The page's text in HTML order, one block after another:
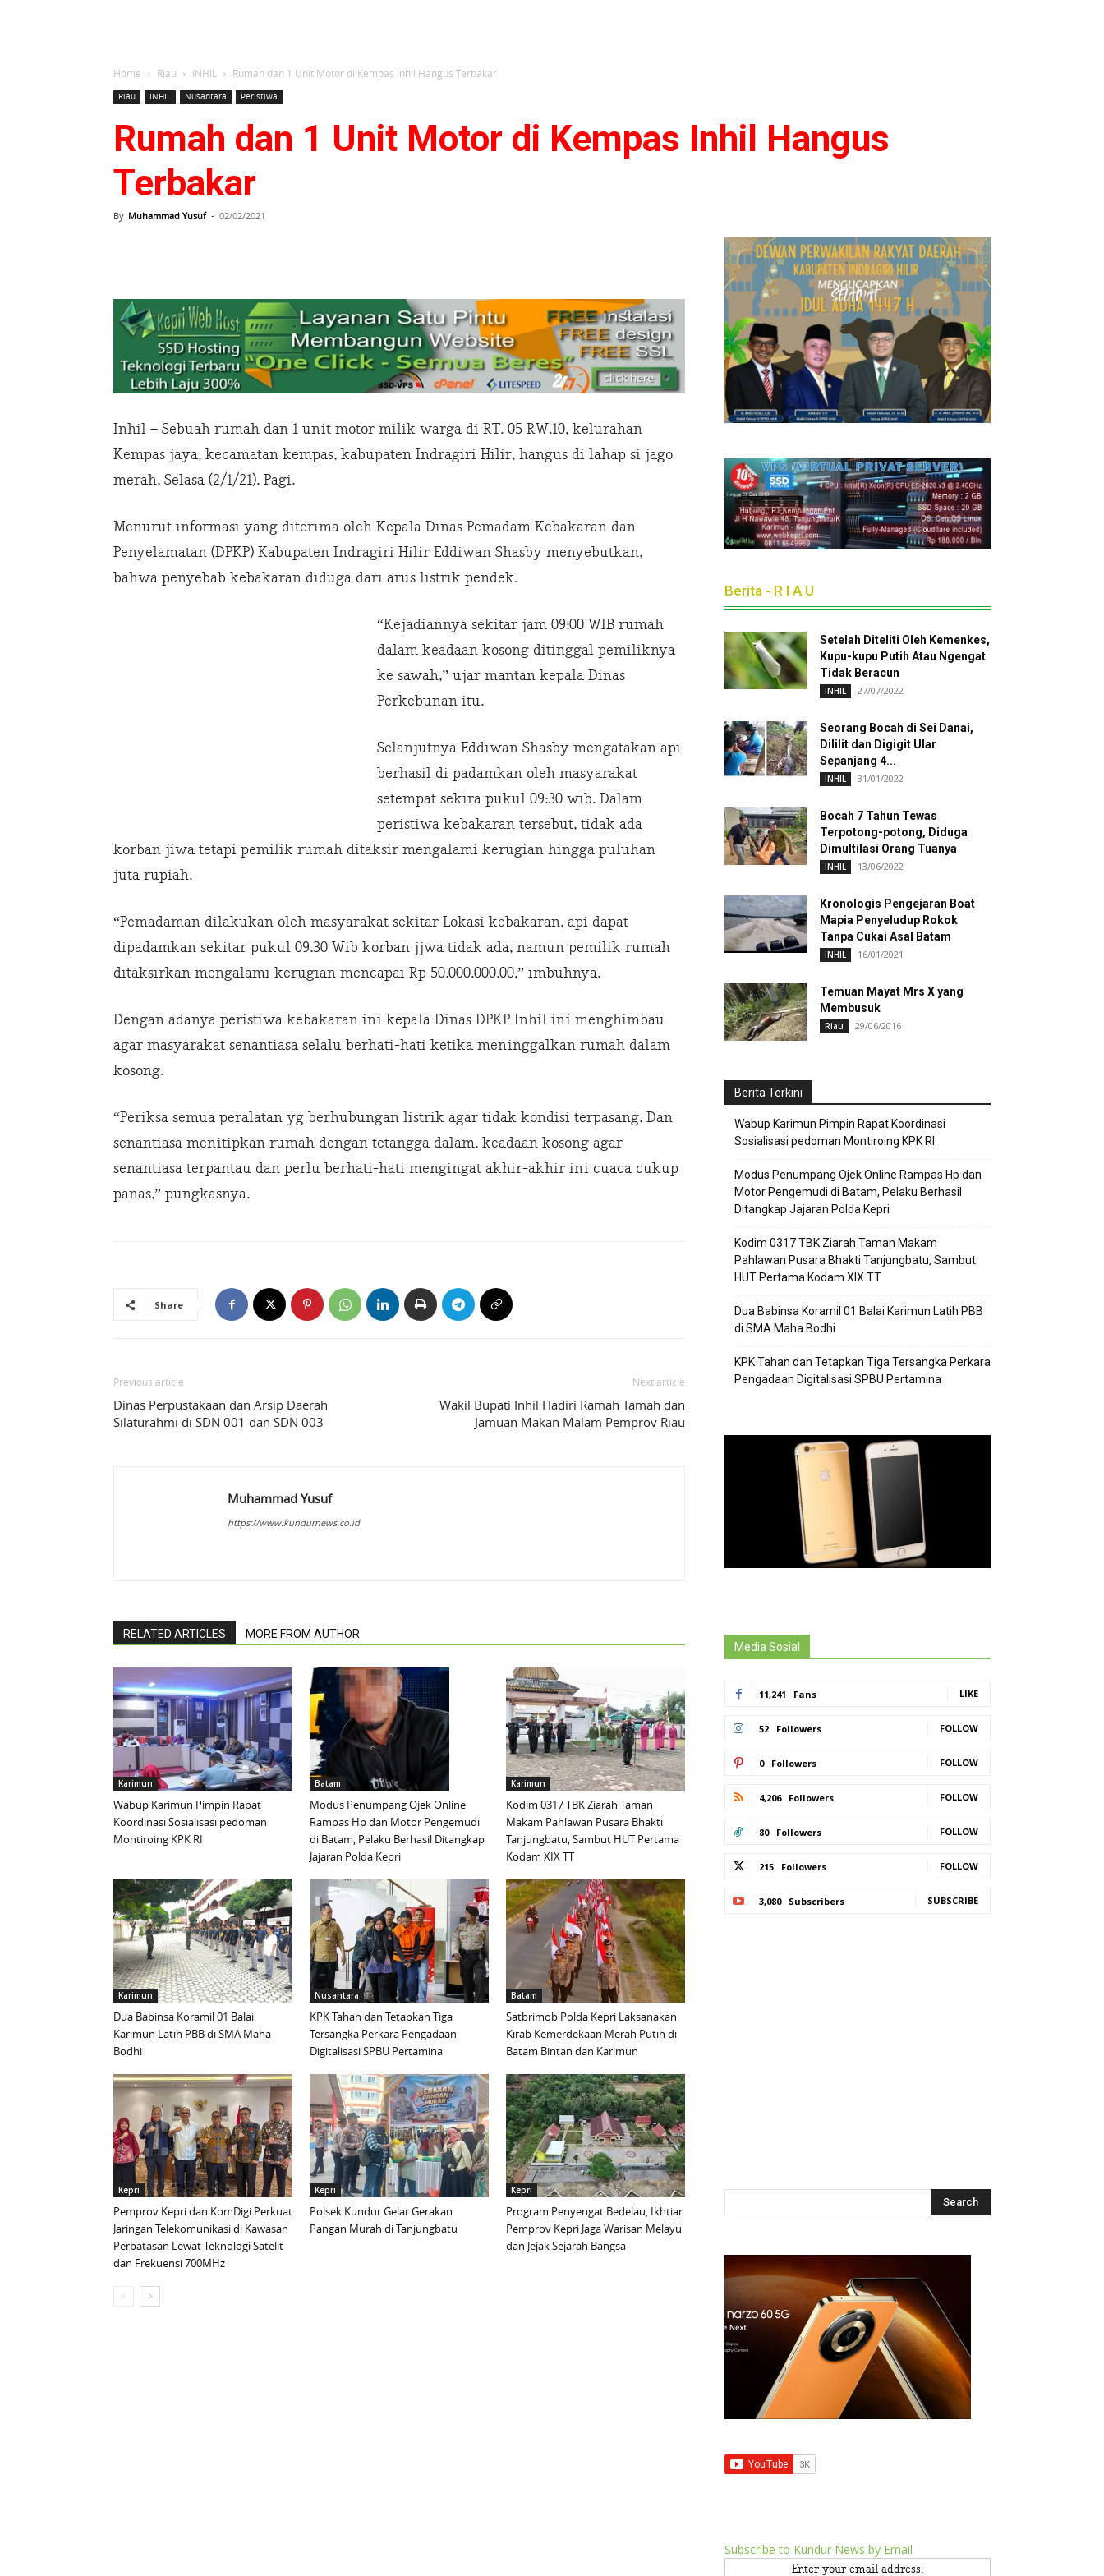
Home Riau INHIL Rumah dan 1 Unit Motor di Kempas Inhil Hangus Terbakar
Riau INHIL Nusantara Peristiwa
Rumah dan 1 Unit Motor di Kempas Inhil Hangus
Terbakar
By Muhammad Yusuf - 02/02/2021
Inhil – Sebuah rumah dan 1 unit motor milik warga di RT. 05 RW.10, kelurahan
Kempas jaya, kecamatan kempas, kabupaten Indragiri Hilir, hangus di lahap si jago
merah, Selasa (2/1/21). Pagi.
Menurut informasi yang diterima oleh Kepala Dinas Pemadam Kebakaran dan
Penyelamatan (DPKP) Kabupaten Indragiri Hilir Eddiwan Shasby menyebutkan,
bahwa penyebab kebakaran diduga dari arus listrik pendek.
“Kejadiannya sekitar jam 09:00 WIB rumah
dalam keadaan kosong ditinggal pemiliknya
ke sawah,” ujar mantan kepala Dinas
Perkebunan itu.
Selanjutnya Eddiwan Shasby mengatakan api
berhasil di padamkan oleh masyarakat
setempat sekira pukul 09:30 wib. Dalam
peristiwa kebakaran tersebut, tidak ada
korban jiwa tetapi pemilik rumah ditaksir mengalami kerugian hingga puluhan
juta rupiah.
“Pemadaman dilakukan oleh masyarakat sekitar Lokasi kebakaran, api dapat
dipadamkan sekitar pukul 09.30 Wib korban jjwa tidak ada, namun pemilik rumah
ditaksirkan mengalami kerugian mencapai Rp 50.000.000.00,” imbuhnya.
Dengan adanya peristiwa kebakaran ini kepala Dinas DPKP Inhil ini menghimbau
agar masyarakat senantiasa selalu berhati-hati ketika meninggalkan rumah dalam
kosong.
“Periksa semua peralatan yg berhubungan listrik agar tidak kondisi terpasang. Dan
senantiasa menitipkan rumah dengan tetangga dalam. keadaan kosong agar
senantiasa terpantau dan perlu berhati-hati mengingat akhir-akhir ini cuaca cukup
panas,” pungkasnya.
Share
Previous article
Dinas Perpustakaan dan Arsip Daerah
Silaturahmi di SDN 001 dan SDN 003
Next article
Wakil Bupati Inhil Hadiri Ramah Tamah dan
Jamuan Makan Malam Pemprov Riau
Muhammad Yusuf
https://www.kundurnews.co.id
RELATED ARTICLES MORE FROM AUTHOR
Karimun
Wabup Karimun Pimpin Rapat
Koordinasi Sosialisasi pedoman
Montiroing KPK RI
Batam
Modus Penumpang Ojek Online
Rampas Hp dan Motor Pengemudi
di Batam, Pelaku Berhasil Ditangkap
Jajaran Polda Kepri
Karimun
Kodim 0317 TBK Ziarah Taman
Makam Pahlawan Pusara Bhakti
Tanjungbatu, Sambut HUT Pertama
Kodam XIX TT
Karimun
Dua Babinsa Koramil 01 Balai
Karimun Latih PBB di SMA Maha
Bodhi
Nusantara
KPK Tahan dan Tetapkan Tiga
Tersangka Perkara Pengadaan
Digitalisasi SPBU Pertamina
Batam
Satbrimob Polda Kepri Laksanakan
Kirab Kemerdekaan Merah Putih di
Batam Bintan dan Karimun
Kepri
Pemprov Kepri dan KomDigi Perkuat
Jaringan Telekomunikasi di Kawasan
Perbatasan Lewat Teknologi Satelit
dan Frekuensi 700MHz
Kepri
Polsek Kundur Gelar Gerakan
Pangan Murah di Tanjungbatu
Kepri
Program Penyengat Bedelau, Ikhtiar
Pemprov Kepri Jaga Warisan Melayu
dan Jejak Sejarah Bangsa
Berita - R I A U
Setelah Diteliti Oleh Kemenkes,
Kupu-kupu Putih Atau Ngengat
Tidak Beracun
INHIL 27/07/2022
Seorang Bocah di Sei Danai,
Dililit dan Digigit Ular
Sepanjang 4...
INHIL 31/01/2022
Bocah 7 Tahun Tewas
Terpotong-potong, Diduga
Dimultilasi Orang Tuanya
INHIL 13/06/2022
Kronologis Pengejaran Boat
Mapia Penyeludup Rokok
Tanpa Cukai Asal Batam
INHIL 16/01/2021
Temuan Mayat Mrs X yang
Membusuk
Riau 29/06/2016
Berita Terkini
Wabup Karimun Pimpin Rapat Koordinasi
Sosialisasi pedoman Montiroing KPK RI
Modus Penumpang Ojek Online Rampas Hp dan
Motor Pengemudi di Batam, Pelaku Berhasil
Ditangkap Jajaran Polda Kepri
Kodim 0317 TBK Ziarah Taman Makam
Pahlawan Pusara Bhakti Tanjungbatu, Sambut
HUT Pertama Kodam XIX TT
Dua Babinsa Koramil 01 Balai Karimun Latih PBB
di SMA Maha Bodhi
KPK Tahan dan Tetapkan Tiga Tersangka Perkara
Pengadaan Digitalisasi SPBU Pertamina
Media Sosial
11,241 Fans LIKE
52 Followers FOLLOW
0 Followers FOLLOW
4,206 Followers FOLLOW
80 Followers FOLLOW
215 Followers FOLLOW
3,080 Subscribers SUBSCRIBE
Subscribe to Kundur News by Email
Enter your email address: